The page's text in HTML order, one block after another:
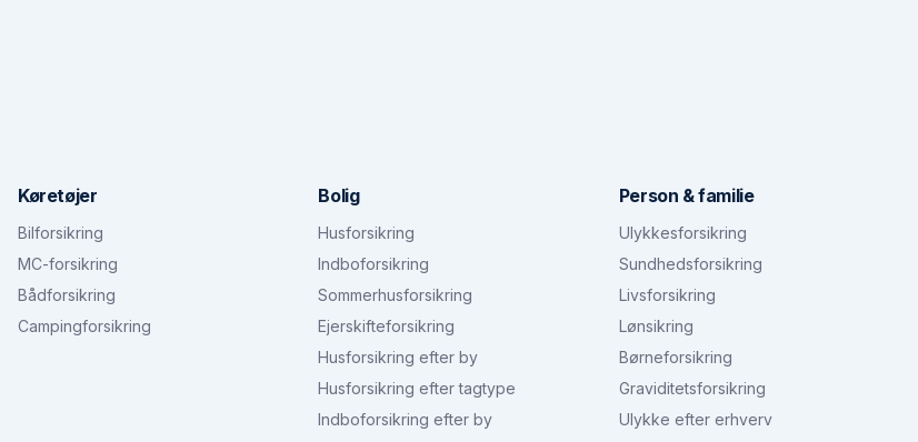
Køretøjer
Bilforsikring
MC-forsikring
Bådforsikring
Campingforsikring
Bolig
Husforsikring
Indboforsikring
Sommerhusforsikring
Ejerskifteforsikring
Husforsikring efter by
Husforsikring efter tagtype
Indboforsikring efter by
Person & familie
Ulykkesforsikring
Sundhedsforsikring
Livsforsikring
Lønsikring
Børneforsikring
Graviditetsforsikring
Ulykke efter erhverv